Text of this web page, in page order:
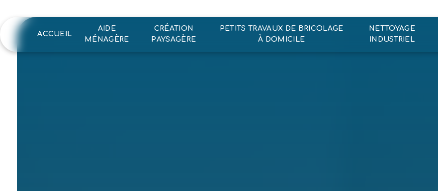
ACCUEIL
AIDE
MÉNAGÈRE
CRÉATION
PAYSAGÈRE
PETITS TRAVAUX DE BRICOLAGE
À DOMICILE
NETTOYAGE
INDUSTRIEL